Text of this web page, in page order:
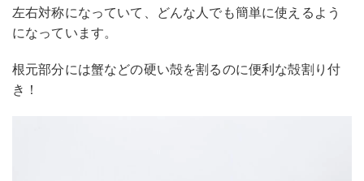
左右対称になっていて、どんな人でも簡単に使えるよう
になっています。
根元部分には蟹などの硬い殻を割るのに便利な殻割り付
き！